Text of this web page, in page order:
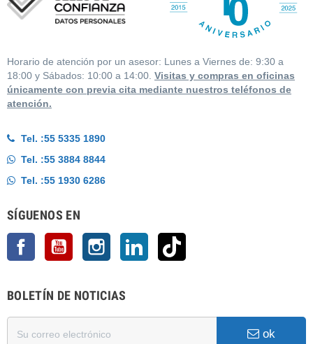
Horario de atención por un asesor: Lunes a Viernes de: 9:30 a
18:00 y Sábados: 10:00 a 14:00. Visitas y compras en oficinas
únicamente con previa cita mediante nuestros teléfonos de
atención.
Tel. :55 5335 1890
Tel. :55 3884 8844
Tel. :55 1930 6286
SÍGUENOS EN
Facebook YouTube Instagram LinkedIn
BOLETÍN DE NOTICIAS
ok